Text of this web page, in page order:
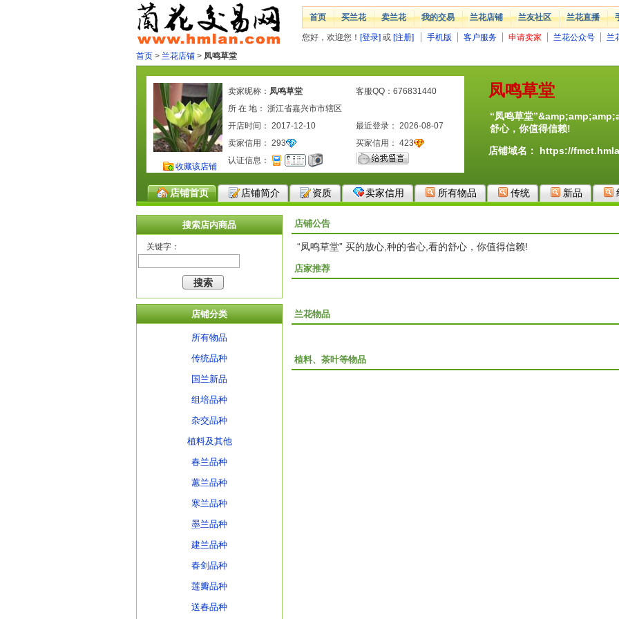
首页 买兰花 卖兰花 我的交易 兰花店铺 兰友社区 兰花直播
您好，欢迎您！ [登录] 或 [注册] 手机版 客户服务 申请卖家 兰花公众号 兰
首页 > 兰花店铺 > 凤鸣草堂
凤鸣草堂
“凤鸣草堂
舒心，你值得信赖!
店铺域名：
https://
收藏该店铺
卖家昵称： 凤鸣草堂
客服QQ：676831440
所 在 地： 浙江省嘉兴市市辖区
开店时间： 2017-12-10
最近登录： 2026-08-07
卖家信用： 293 买家信用： 423
认证信息：
店铺首页 店铺简介 资质 卖家信用 所有物品 传统 新品
搜索店内商品
关键字：
店铺分类
所有物品
传统品种
国兰新品
组培品种
杂交品种
植料及其他
春兰品种
蕙兰品种
寒兰品种
墨兰品种
建兰品种
春剑品种
莲瓣品种
送春品种
店铺公告
“凤鸣草堂” 买的放心,种的省心,看的舒心，你值得信赖!
店家推荐
兰花物品
植料、茶叶等物品